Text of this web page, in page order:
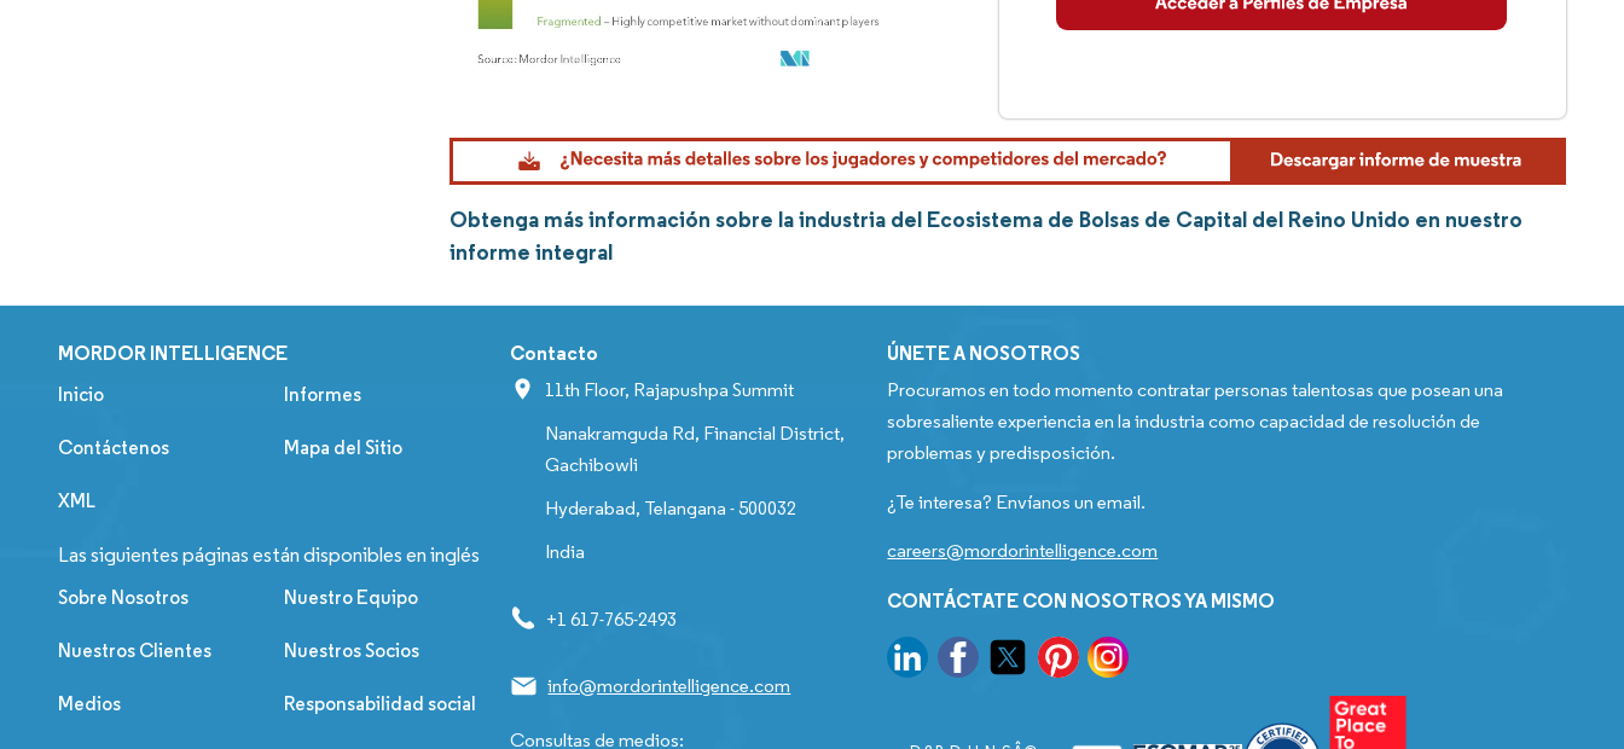
Obtenga más información sobre la industria del Ecosistema de Bolsas de Capital del Reino Unido en nuestro
informe integral
MORDOR INTELLIGENCE
Inicio Informes
Contáctenos Mapa del Sitio
XML
Las siguientes páginas están disponibles en inglés
Sobre Nosotros Nuestro Equipo
Nuestros Clientes Nuestros Socios
Medios Responsabilidad social
Contacto
11th Floor, Rajapushpa Summit
Nanakramguda Rd, Financial District,
Gachibowli
Hyderabad, Telangana - 500032
India
+1 617-765-2493
info@mordorintelligence.com
Consultas de medios:
ÚNETE A NOSOTROS
Procuramos en todo momento contratar personas talentosas que posean una
sobresaliente experiencia en la industria como capacidad de resolución de
problemas y predisposición.
¿Te interesa? Envíanos un email.
careers@mordorintelligence.com
CONTÁCTATE CON NOSOTROS YA MISMO